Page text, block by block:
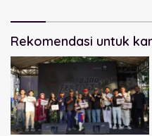
Rekomendasi untuk